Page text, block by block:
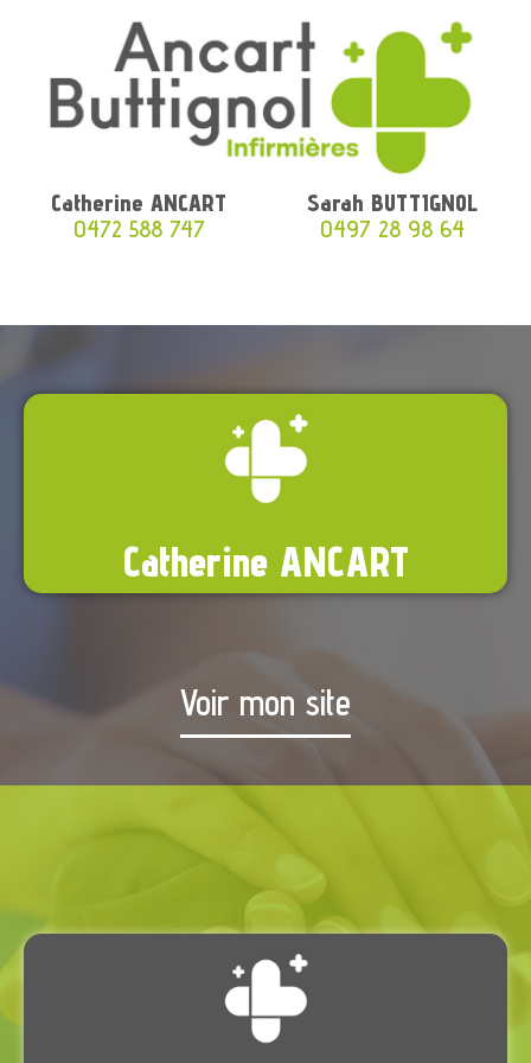
Catherine ANCART
0472 588 747
Sarah BUTTIGNOL
0497 28 98 64
Catherine ANCART
Voir mon site